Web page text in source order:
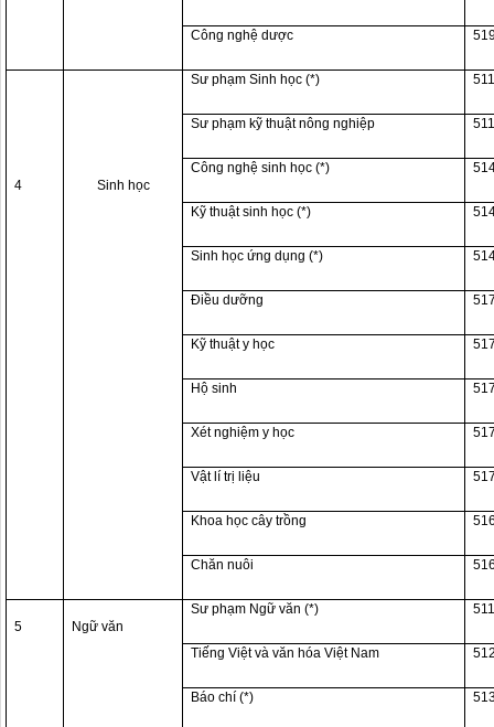
Công nghệ dược
4 Sinh học
Sư phạm Sinh học (*)
Sư phạm kỹ thuật nông nghiệp
Công nghệ sinh học (*)
Kỹ thuật sinh học (*)
Sinh học ứng dụng (*)
Điều dưỡng
Kỹ thuật y học
Hộ sinh
Xét nghiệm y học
Vật lí trị liệu
Khoa học cây trồng
Chăn nuôi
5 Ngữ văn
Sư phạm Ngữ văn (*)
Tiếng Việt và văn hóa Việt Nam
Báo chí (*)